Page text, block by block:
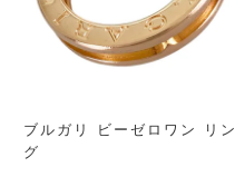
ブルガリ ビーゼロワン リン
グ